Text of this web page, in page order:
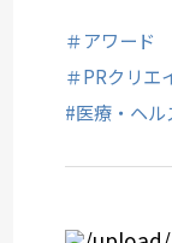
＃アワード
＃PRクリエ
#医療・ヘル
サステナ
関西オフ